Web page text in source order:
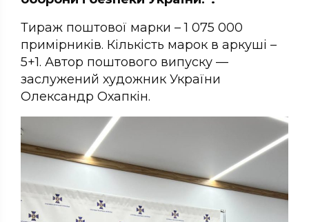
Тираж поштової марки – 1 075 000
примірників. Кількість марок в аркуші –
5+1. Автор поштового випуску —
заслужений художник України
Олександр Охапкін.